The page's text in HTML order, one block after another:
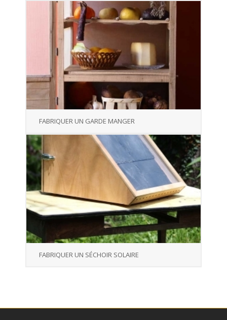
FABRIQUER UN GARDE MANGER
FABRIQUER UN SÉCHOIR SOLAIRE